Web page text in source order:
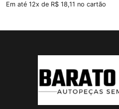
Em até 12x de R$ 18,11 no cartão